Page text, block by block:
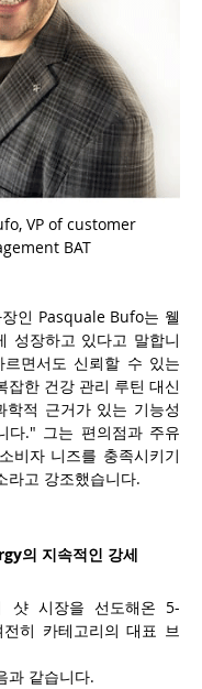
VP of customer
BAT
인 Pasquale Bufo는 웰
성장하고 있다고 말합니
면서도 신뢰할 수 있는
잡한 건강 관리 루틴 대신
학적 근거가 있는 기능성
다." 그는 편의점과 주유
비자 니즈를 충족시키기
라고 강조했습니다.
의 지속적인 강세
샷 시장을 선도해온 5-
히 카테고리의 대표 브
과 같습니다.